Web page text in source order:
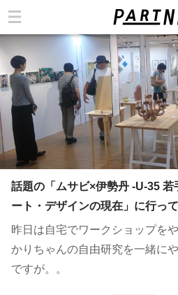
話題の「ムサビ×伊勢丹 -U-35
ート・デザインの現在」に行っ
昨日は自宅でワークショップを
かりちゃんの自由研究を一緒に
ですが。。
カテゴリ